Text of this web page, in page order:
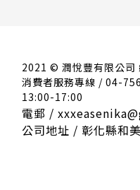
2021 © 潤悅豐有限公司
消費者服務專線 / 04-
13:00-17:00
電郵 /
公司地址 / 彰化縣和